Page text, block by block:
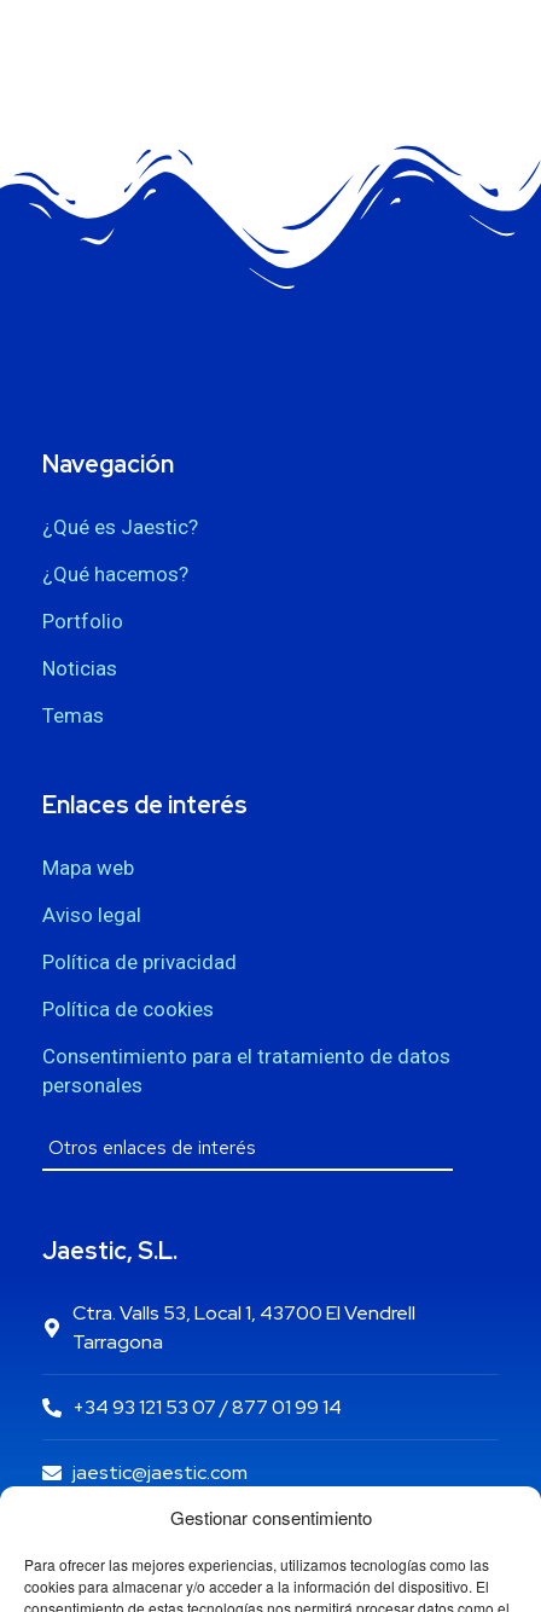
Gestionar consentimiento
Para ofrecer las mejores experiencias, utilizamos tecnologías como las
cookies para almacenar y/o acceder a la información del dispositivo. El
consentimiento de estas tecnologías nos permitirá procesar datos como el
Navegación
¿Qué es Jaestic?
¿Qué hacemos?
Portfolio
Noticias
Temas
Enlaces de interés
Mapa web
Aviso legal
Política de privacidad
Política de cookies
Consentimiento para el tratamiento de datos
personales
Jaestic, S.L.
Ctra. Valls 53, Local 1, 43700 El Vendrell
Tarragona
+34 93 121 53 07 / 877 01 99 14
jaestic@jaestic.com